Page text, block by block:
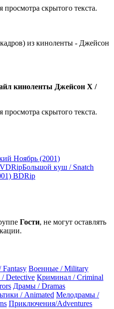
скрытого текста.
из киноленты - Джейсон
киноленты Джейсон Х /
скрытого текста.
Ноябрь (2001)
Большой куш / Snatch
ВDRір
Гости, не могут оставлять
Fantasy Военные / Military
/ Detective Криминал / Criminal
Драмы / Dramas
/ Animated Мелодрамы /
Приключения/Adventures